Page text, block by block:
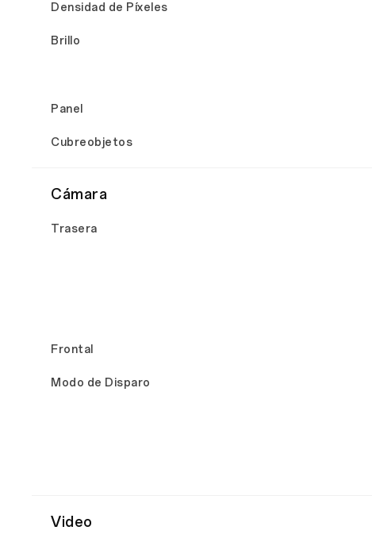
Densidad de Píxeles
Brillo
Panel
Cubreobjetos
Cámara
Trasera
Frontal
Modo de Disparo
Video